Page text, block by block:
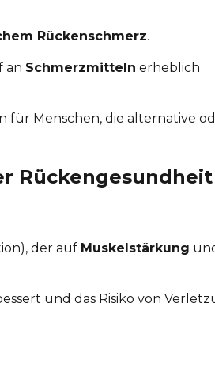
Rückenschmerz.
an Schmerzmitteln erheblich
für Menschen, die alternative
Rückengesundheit
der auf Muskelstärkung
und das Risiko von